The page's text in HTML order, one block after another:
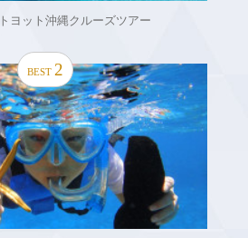
ヨット沖縄クルーズツアー
BEST 2